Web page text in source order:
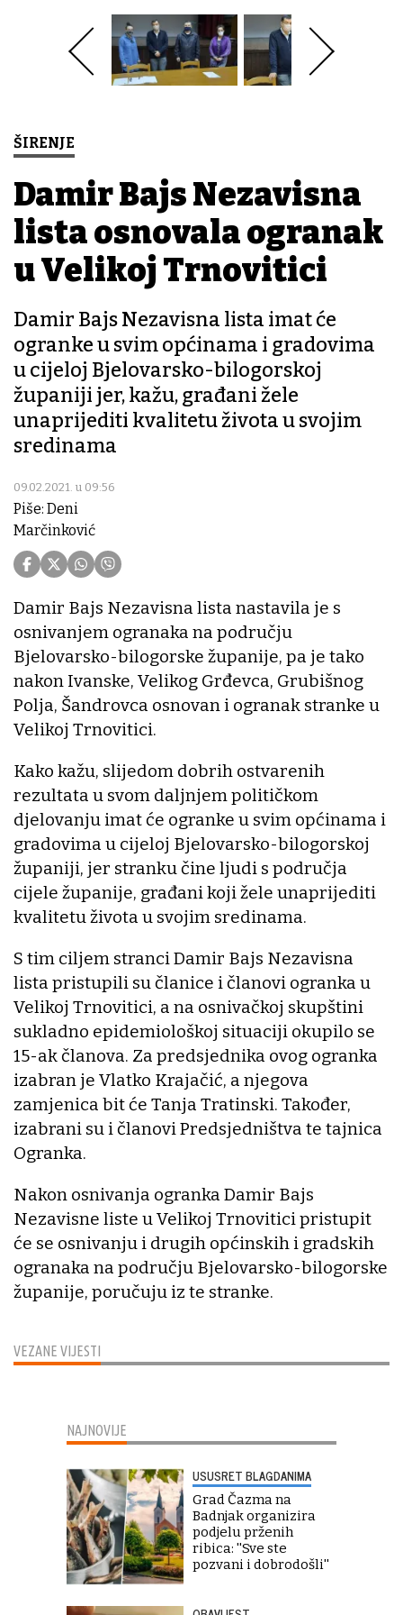
ŠIRENJE
Damir Bajs Nezavisna
lista osnovala ogranak
u Velikoj Trnovitici
Damir Bajs Nezavisna lista imat će
ogranke u svim općinama i gradovima
u cijeloj Bjelovarsko-bilogorskoj
županiji jer, kažu, građani žele
unaprijediti kvalitetu života u svojim
sredinama
09.02.2021. u 09:56
Piše: Deni
Marčinković
VEZANE VIJESTI
Damir Bajs Nezavisna lista nastavila je s
osnivanjem ogranaka na području
Bjelovarsko-bilogorske županije, pa je tako
nakon Ivanske, Velikog Grđevca, Grubišnog
Polja, Šandrovca osnovan i ogranak stranke u
Velikoj Trnovitici.
Kako kažu, slijedom dobrih ostvarenih
rezultata u svom daljnjem političkom
djelovanju imat će ogranke u svim općinama i
gradovima u cijeloj Bjelovarsko-bilogorskoj
županiji, jer stranku čine ljudi s područja
cijele županije, građani koji žele unaprijediti
kvalitetu života u svojim sredinama.
S tim ciljem stranci Damir Bajs Nezavisna
lista pristupili su članice i članovi ogranka u
Velikoj Trnovitici, a na osnivačkoj skupštini
sukladno epidemiološkoj situaciji okupilo se
15-ak članova. Za predsjednika ovog ogranka
izabran je Vlatko Krajačić, a njegova
zamjenica bit će Tanja Tratinski. Također,
izabrani su i članovi Predsjedništva te tajnica
Ogranka.
Nakon osnivanja ogranka Damir Bajs
Nezavisne liste u Velikoj Trnovitici pristupit
će se osnivanju i drugih općinskih i gradskih
ogranaka na području Bjelovarsko-bilogorske
županije, poručuju iz te stranke.
NAJNOVIJE
USUSRET BLAGDANIMA
Grad Čazma na
Badnjak organizira
podjelu prženih
ribica: ''Sve ste
pozvani i dobrodošli''